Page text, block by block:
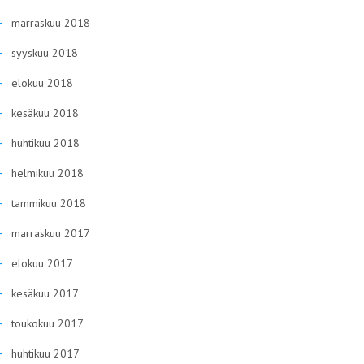
marraskuu 2018
syyskuu 2018
elokuu 2018
kesäkuu 2018
huhtikuu 2018
helmikuu 2018
tammikuu 2018
marraskuu 2017
elokuu 2017
kesäkuu 2017
toukokuu 2017
huhtikuu 2017